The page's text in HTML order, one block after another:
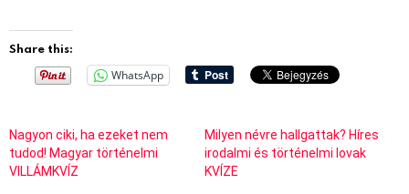
Share this:
WhatsApp
Nagyon ciki, ha ezeket nem
tudod! Magyar történelmi
VILLÁMKVÍZ
Milyen névre hallgattak? Híres
irodalmi és történelmi lovak
KVÍZE